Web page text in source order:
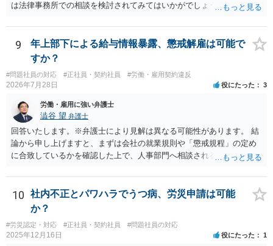
は法律事務所での相談を検討されてみてはいかがでしょうか。 上記、
9
年上部下による給与情報暴露、懲戒解雇は可能で
すか？
#問題社員の対応 #正社員・契約社員 #労働・雇用契約違反
2026年7月28日 役にたった 3
労働・雇用に強い弁護士
澁谷 望 弁護士
回答いたします。※弁護士により見解は異なる可能性があります。 結
論から申し上げますと、まずは会社の就業規則や「懲戒規程」の定め
に合致しているかを確認した上で、人事部門へ相談されることが最優
ものの、重い懲戒処分の対象には十分なり得ます。 名誉や評価の回復
については、会社側に「部下の不正行為による情報漏洩」と正式に認
定させ、誤認した他部署への適切なフォローや周知を求めるのが有効
です。 あるいは、懲戒があったことを社内で周知される手続があるの
ならば、それにより軽微ながら回復はできるかもしれません。 さらに
個人としても、相手に対してプライバシー侵害等に基づく損害賠償
10
社内不正とパワハラでうつ病、労災申請は可能
か？
#労災認定・対応 #正社員・契約社員 #問題社員の対応
2025年12月16日 役にたった 1